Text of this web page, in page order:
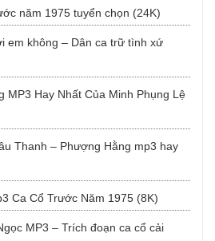
năm 1975 tuyển chọn (24K)
em không – Dân ca trữ tình xứ
MP3 Hay Nhất Của Minh Phụng Lệ
Thanh – Phượng Hằng mp3 hay
Ca Cổ Trước Năm 1975 (8K)
MP3 – Trích đoạn ca cổ cải